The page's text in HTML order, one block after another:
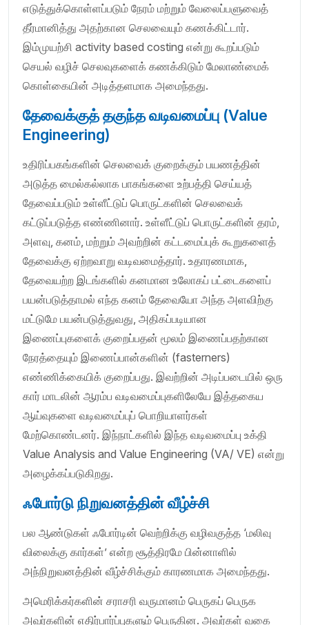
எடுத்துக்கொள்ளப்படும் நேரம் மற்றும் வேலைப்பளுவைத்
தீர்மானித்து அதற்கான செலவையும் கணக்கிட்டார்.
இம்முயற்சி activity based costing என்று கூறப்படும்
செயல் வழிச் செலவுகளைக் கணக்கிடும் மேலாண்மைக்
கொள்கையின் அடித்தளமாக அமைந்தது.
தேவைக்குத் தகுந்த வடிவமைப்பு (Value
Engineering)
உதிரிப்பகங்களின் செலவைக் குறைக்கும் பயணத்தின்
அடுத்த மைல்கல்லாக பாகங்களை உற்பத்தி செய்யத்
தேவைப்படும் உள்ளீட்டுப் பொருட்களின் செலவைக்
கட்டுப்படுத்த எண்ணினார். உள்ளீட்டுப் பொருட்களின் தரம்,
அளவு, கனம், மற்றும் அவற்றின் கட்டமைப்புக் கூறுகளைத்
தேவைக்கு ஏற்றவாறு வடிவமைத்தார். உதாரணமாக,
தேவையற்ற இடங்களில் கனமான உலோகப் பட்டைகளைப்
பயன்படுத்தாமல் எந்த கனம் தேவையோ அந்த அளவிற்கு
மட்டுமே பயன்படுத்துவது, அதிகப்படியான
இணைப்புகளைக் குறைப்பதன் மூலம் இணைப்பதற்கான
நேரத்தையும் இணைப்பான்களின் (fasterners)
எண்ணிக்கையிக் குறைப்பது. இவற்றின் அடிப்படையில் ஒரு
கார் மாடலின் ஆரம்ப வடிவமைப்புகளிலேயே இத்தகைய
ஆய்வுகளை வடிவமைப்புப் பொறியாளர்கள்
மேற்கொண்டனர். இந்நாட்களில் இந்த வடிவமைப்பு உக்தி
Value Analysis and Value Engineering (VA/ VE) என்று
அழைக்கப்படுகிறது.
ஃபோர்டு நிறுவனத்தின் வீழ்ச்சி
பல ஆண்டுகள் ஃபோர்டின் வெற்றிக்கு வழிவகுத்த ‘மலிவு
விலைக்கு கார்கள்’ என்ற சூத்திரமே பின்னாளில்
அந்நிறுவனத்தின் வீழ்ச்சிக்கும் காரணமாக அமைந்தது.
அமெரிக்கர்களின் சராசரி வருமானம் பெருகப் பெருக
அவர்களின் எதிர்பார்ப்புகளும் பெருகின. அவர்கள் வகை